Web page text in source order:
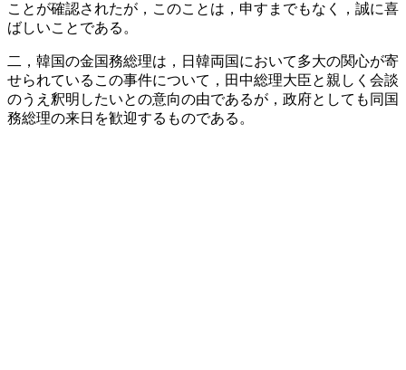
ことが確認されたが，このことは，申すまでもなく，誠に喜
ばしいことである。
二，韓国の金国務総理は，日韓両国において多大の関心が寄
せられているこの事件について，田中総理大臣と親しく会談
のうえ釈明したいとの意向の由であるが，政府としても同国
務総理の来日を歓迎するものである。